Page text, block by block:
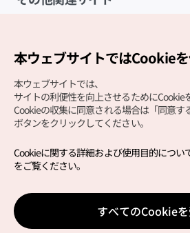
Copyright (c) Korea Tourism
サイトエラー報告公式メール
japanese@knto.or.kr
本ウェブサイトではCookieを
本ウェブサイトでは、
サイトの利便性を向上させるためにCookie
Cookieの収集に同意される場合は「同意す
ボタンをクリックしてください。
Cookieに関する詳細および使用目的につい
をご覧ください。
すべてのCookie